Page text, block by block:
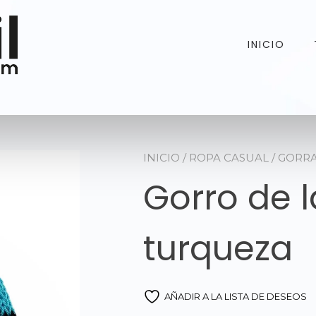
INICIO
INICIO / ROPA CASUAL /
Gorro de
turqueza
AÑADIR A LA LISTA DE DESEOS